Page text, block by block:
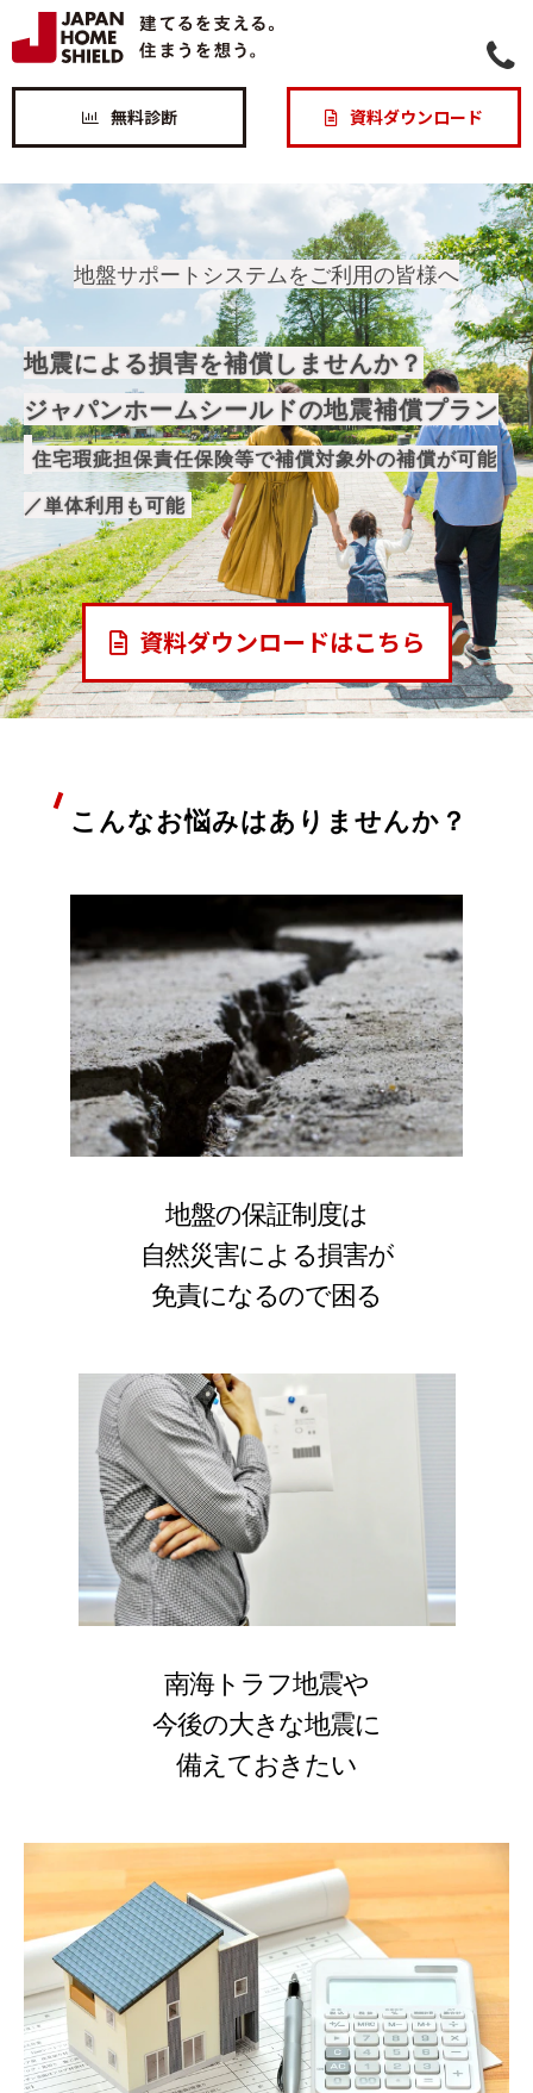
無料診断 資料ダウンロード
地盤サポートシステムをご利用の皆様へ
地震による損害を補償しませんか？
ジャパンホームシールドの地震補償プラン
住宅瑕疵担保責任保険等で補償対象外の補償が可能
／単体利用も可能
資料ダウンロードはこちら
こんなお悩みはありませんか？
地盤の保証制度は
自然災害による損害が
免責になるので困る
南海トラフ地震や
今後の大きな地震に
備えておきたい